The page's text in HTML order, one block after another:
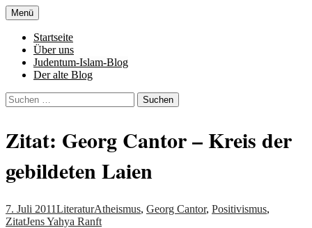
Zum
Inhalt
springen
Al-Adala.de
von allem
Menü
Startseite
Über uns
Judentum-Islam-Blog
Der alte Blog
Suchen
nach:
Zitat: Georg Cantor – Kreis der
gebildeten Laien
7. Juli 2011LiteraturAtheismus, Georg Cantor, Positivismus,
ZitatJens Yahya Ranft